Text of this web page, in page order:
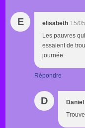
E elisabeth 15/
Les pauvres
essaient de
journée.
Répondre
D